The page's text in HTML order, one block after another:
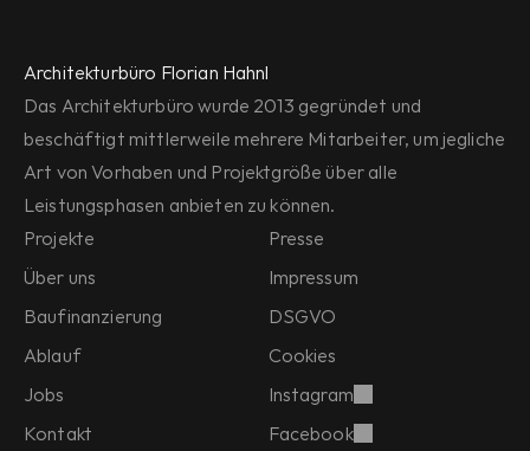
Architekturbüro Florian Hahnl
Das Architekturbüro wurde 2013 gegründet und
beschäftigt mittlerweile mehrere Mitarbeiter, um jegliche
Art von Vorhaben und Projektgröße über alle
Leistungsphasen anbieten zu können.
Projekte
Presse
Über uns
Impressum
Baufinanzierung
DSGVO
Ablauf
Cookies
Jobs
Instagram
Kontakt
Facebook